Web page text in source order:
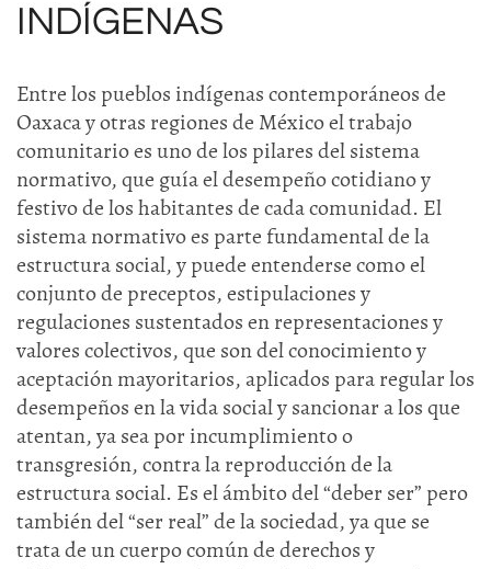
INDÍGENAS
Entre los pueblos indígenas contemporáneos de
Oaxaca y otras regiones de México el trabajo
comunitario es uno de los pilares del sistema
normativo, que guía el desempeño cotidiano y
festivo de los habitantes de cada comunidad. El
sistema normativo es parte fundamental de la
estructura social, y puede entenderse como el
conjunto de preceptos, estipulaciones y
regulaciones sustentados en representaciones y
valores colectivos, que son del conocimiento y
aceptación mayoritarios, aplicados para regular los
desempeños en la vida social y sancionar a los que
atentan, ya sea por incumplimiento o
transgresión, contra la reproducción de la
estructura social. Es el ámbito del “deber ser” pero
también del “ser real” de la sociedad, ya que se
trata de un cuerpo común de derechos y